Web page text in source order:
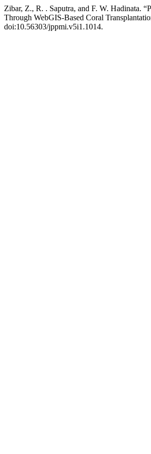
Zibar, Z., R. . Saputra, and F. W. Hadinata.
Through WebGIS-Based Coral
doi:10.56303/jppmi.v5i1.1014.